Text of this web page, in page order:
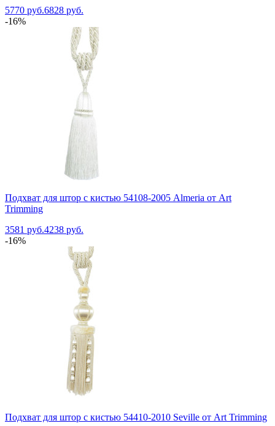
5770 руб.6828 руб.
-16%
Подхват для штор с кистью 54108-2005 Almeria от Art
Trimming
3581 руб.4238 руб.
-16%
Подхват для штор с кистью 54410-2010 Seville от Art Trimming